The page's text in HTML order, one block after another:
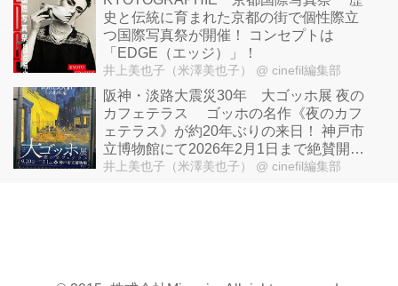
史と伝統に育まれた京都の街で個性際立
つ国際写真祭が開催！ コンセプトは
「EDGE（エッジ）」！
井上美也子（米澤美也子） @ cinefil編集部
阪神・淡路大震災30年 大ゴッホ展 夜の
カフェテラス ゴッホの名作《夜のカフ
ェテラス》が約20年ぶりの来日！ 神戸市
立博物館にて2026年2月1日まで絶賛開催
中！福島県立美術館2026年2月21日より
井上美也子（米澤美也子） @ cinefil編集部